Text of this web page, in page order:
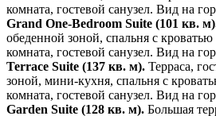
комната, гостевой санузел. Вид на
Grand One-Bedroom Suite (101 кв.
обеденной зоной, спальня с
комната, гостевой санузел. Вид на
Terrace Suite (137 кв. м). Терраса,
зоной, мини-кухня, спальня с
комната, гостевой санузел. Вид на
Garden Suite (128 кв. м). Большая